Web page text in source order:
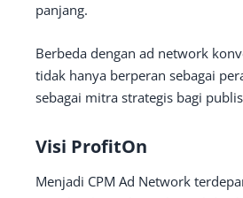
panjang.
Berbeda dengan ad network
tidak hanya berperan sebagai
sebagai mitra strategis bagi
Visi ProfitOn
Menjadi CPM Ad Network